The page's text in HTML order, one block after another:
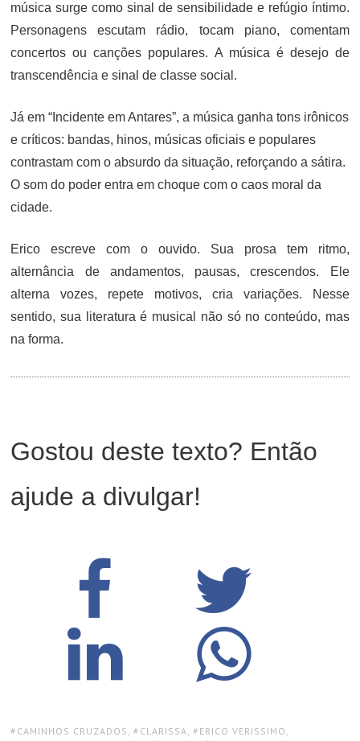
música surge como sinal de sensibilidade e refúgio íntimo.
Personagens escutam rádio, tocam piano, comentam
concertos ou canções populares. A música é desejo de
transcendência e sinal de classe social.
Já em “Incidente em Antares”, a música ganha tons irônicos
e críticos: bandas, hinos, músicas oficiais e populares
contrastam com o absurdo da situação, reforçando a sátira.
O som do poder entra em choque com o caos moral da
cidade.
Erico escreve com o ouvido. Sua prosa tem ritmo,
alternância de andamentos, pausas, crescendos. Ele
alterna vozes, repete motivos, cria variações. Nesse
sentido, sua literatura é musical não só no conteúdo, mas
na forma.
Gostou deste texto? Então
ajude a divulgar!
TAGS:
CAMINHOS CRUZADOS , CLARISSA, ERICO VERISSIMO ,